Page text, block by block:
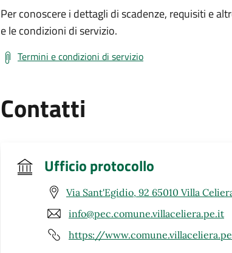
Per conoscere i dettagli di scadenze, requisiti e
e le condizioni di servizio.
Termini e condizioni di servizio
Contatti
Ufficio protocollo
Via Sant'Egidio, 92 65010 Villa
info@pec.comune.villaceliera.pe.it
https://